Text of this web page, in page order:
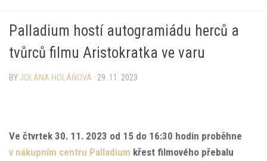
Palladium hostí autogramiádu herců a
tvůrců filmu Aristokratka ve varu
BY JOLANA HOLÁŇOVÁ · 29. 11. 2023
Ve čtvrtek 30. 11. 2023 od 15 do 16:30 hodin proběhne
v nákupním centru Palladium křest filmového přebalu